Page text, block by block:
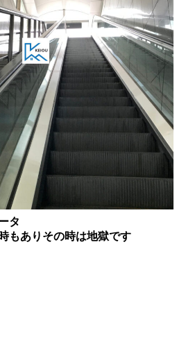
タ
もありその時は地獄です